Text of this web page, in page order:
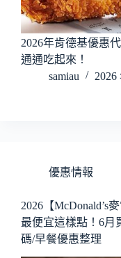
2026年肯德基優惠
通通吃起來！
samiau
2026
優惠情報
2026【McDonald’s
最便宜這樣點！6月
碼/早餐優惠整理